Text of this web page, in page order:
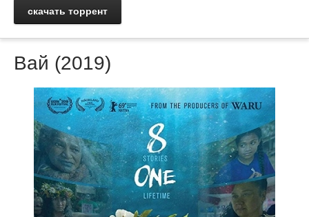
скачать торрент
Вай (2019)